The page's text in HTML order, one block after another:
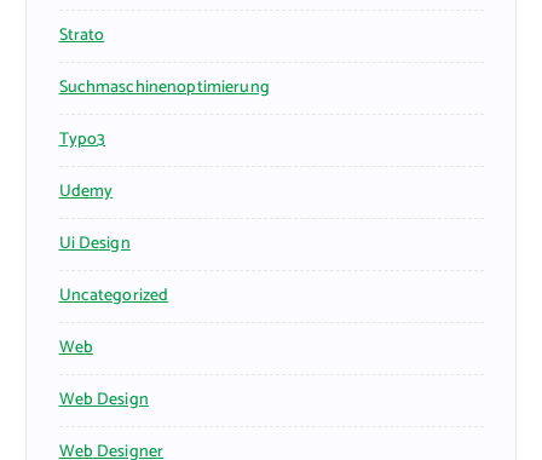
Strato
Suchmaschinenoptimierung
Typo3
Udemy
Ui Design
Uncategorized
Web
Web Design
Web Designer